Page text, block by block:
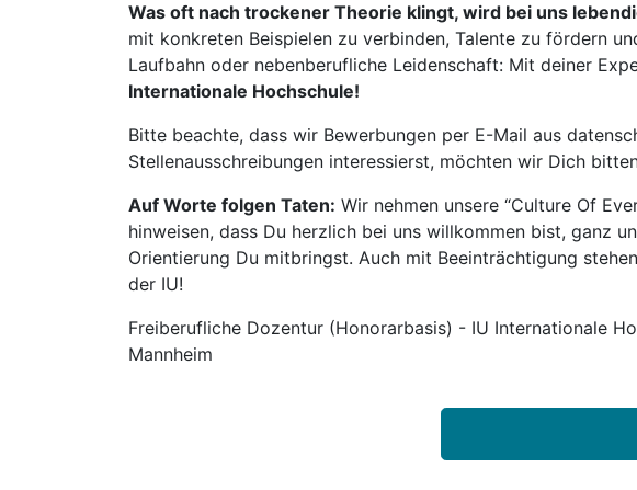
Was oft nach trockener Theorie klingt, wird bei uns
mit konkreten Beispielen zu verbinden, Talente zu fördern
Laufbahn oder nebenberufliche Leidenschaft: Mit deiner
Internationale Hochschule!
Bitte beachte, dass wir Bewerbungen per E-Mail aus
Stellenausschreibungen interessierst, möchten wir Dich
Auf Worte folgen Taten: Wir nehmen unsere “Culture Of
hinweisen, dass Du herzlich bei uns willkommen bist, ganz
Orientierung Du mitbringst. Auch mit Beeinträchtigung
der IU!
Freiberufliche Dozentur (Honorarbasis) - IU Internationale
Mannheim